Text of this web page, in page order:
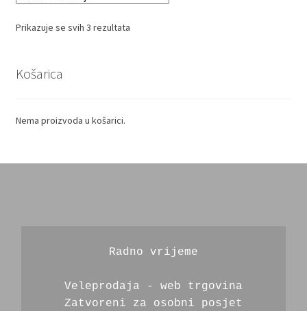
Prikazuje se svih 3 rezultata
Košarica
Nema proizvoda u košarici.
Radno vrijeme
Veleprodaja - web trgovina
Zatvoreni za osobni posjet